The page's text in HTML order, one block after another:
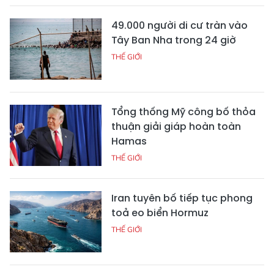
49.000 người di cư tràn vào
Tây Ban Nha trong 24 giờ
THẾ GIỚI
Tổng thống Mỹ công bố thỏa
thuận giải giáp hoàn toàn
Hamas
THẾ GIỚI
Iran tuyên bố tiếp tục phong
toả eo biển Hormuz
THẾ GIỚI